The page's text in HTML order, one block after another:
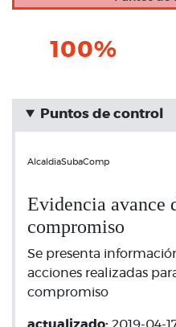
100%
Puntos de control
AlcaldiaSubaComp
Evidencia avance
compromiso
Se presenta
acciones realizadas
compromiso